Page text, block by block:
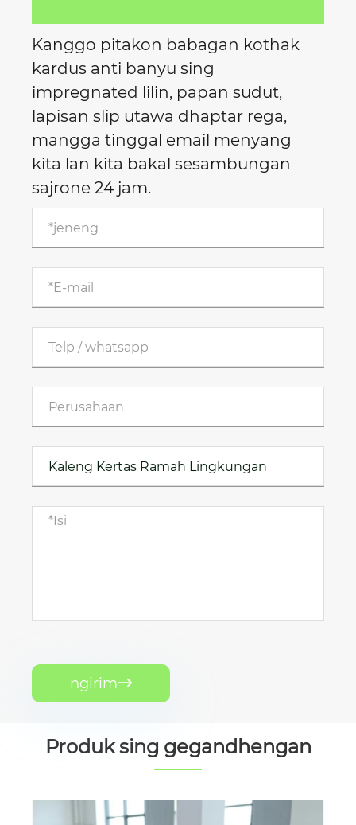
Kanggo pitakon babagan kothak
kardus anti banyu sing
impregnated lilin, papan sudut,
lapisan slip utawa dhaptar rega,
mangga tinggal email menyang
kita lan kita bakal sesambungan
sajrone 24 jam.
ngirim
Produk sing gegandhengan